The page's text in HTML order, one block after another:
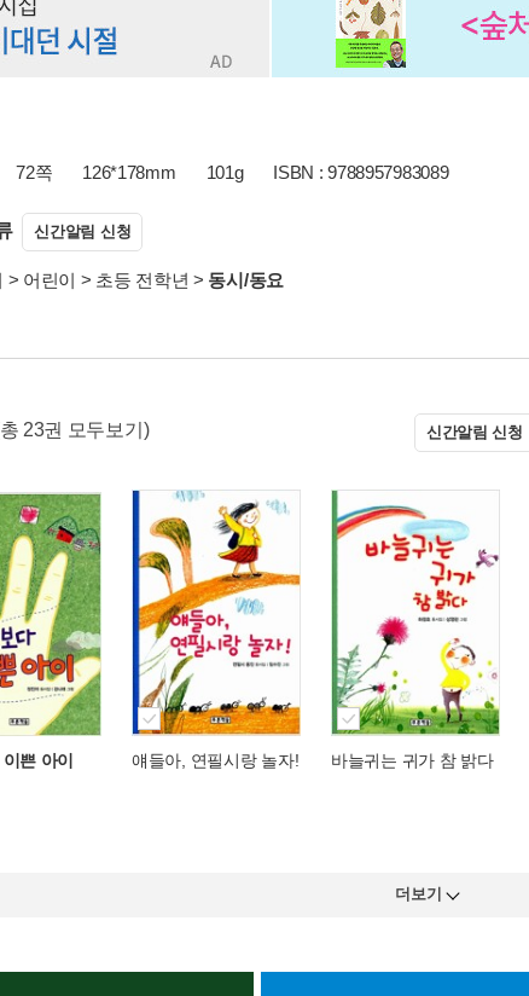
72쪽 126*178mm 101g ISBN : 9788957983089
신간알림 신청
> 어린이 > 초등 전학년 > 동시/동요
23권 모두보기) 신간알림 신청
쁜 아이 얘들아, 연필시랑 놀자! 바늘귀는 귀가 참 밝다
더보기